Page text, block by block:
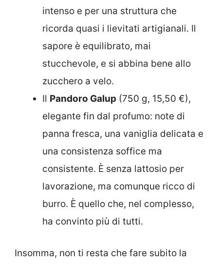
intenso e per una struttura che
ricorda quasi i lievitati artigianali. Il
sapore è equilibrato, mai
stucchevole, e si abbina bene allo
zucchero a velo.
Il Pandoro Galup (750 g, 15,50 €),
elegante fin dal profumo: note di
panna fresca, una vaniglia delicata e
una consistenza soffice ma
consistente. È senza lattosio per
lavorazione, ma comunque ricco di
burro. È quello che, nel complesso,
ha convinto più di tutti.
Insomma, non ti resta che fare subito la